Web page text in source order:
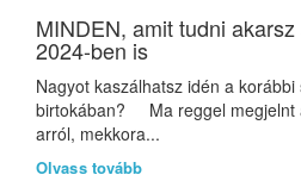
MINDEN, amit tudni
2024-ben is
Nagyot kaszálhatsz idén a
birtokában? Ma reggel megjelnt
arról, mekkora...
Olvass tovább